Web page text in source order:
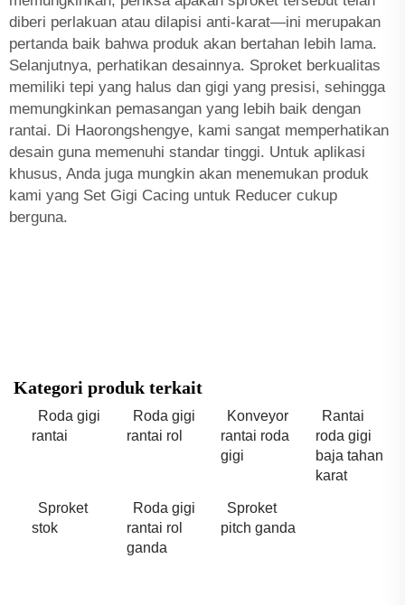
diberi perlakuan atau dilapisi anti-karat—ini merupakan
pertanda baik bahwa produk akan bertahan lebih lama.
Selanjutnya, perhatikan desainnya. Sproket berkualitas
memiliki tepi yang halus dan gigi yang presisi, sehingga
memungkinkan pemasangan yang lebih baik dengan
rantai. Di Haorongshengye, kami sangat memperhatikan
desain guna memenuhi standar tinggi. Untuk aplikasi
khusus, Anda juga mungkin akan menemukan produk
kami yang Set Gigi Cacing untuk Reducer cukup
berguna.
Kategori produk terkait
Roda gigi
rantai
Roda gigi
rantai rol
Konveyor
rantai roda
gigi
Rantai
roda gigi
baja tahan
karat
Sproket
stok
Roda gigi
rantai rol
ganda
Sproket
pitch ganda